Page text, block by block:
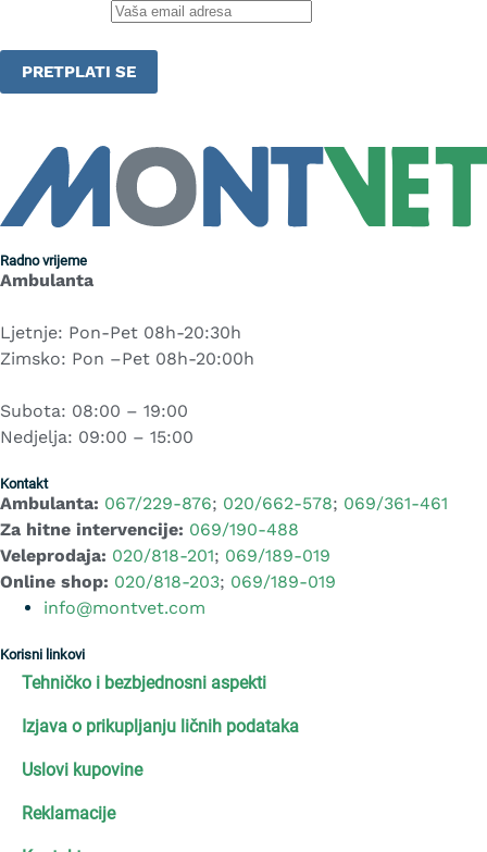
Radno vrijeme
Ambulanta
Ljetnje: Pon-Pet 08h-20:30h
Zimsko: Pon –Pet 08h-20:00h
Subota: 08:00 – 19:00
Nedjelja: 09:00 – 15:00
Kontakt
Ambulanta: 067/229-876; 020/662-578; 069/361-461
Za hitne intervencije: 069/190-488
Veleprodaja: 020/818-201; 069/189-019
Online shop: 020/818-203; 069/189-019
info@montvet.com
Korisni linkovi
Tehničko i bezbjednosni aspekti
Izjava o prikupljanju ličnih podataka
Uslovi kupovine
Reklamacije